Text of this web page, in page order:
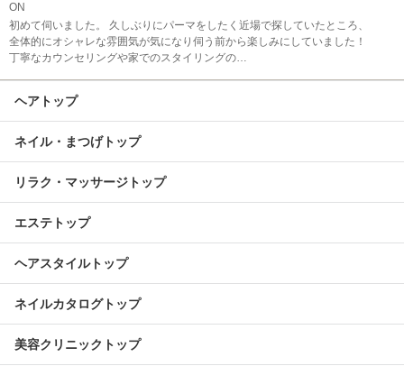
ON
初めて伺いました。 久しぶりにパーマをしたく近場で探していたところ、
全体的にオシャレな雰囲気が気になり伺う前から楽しみにしていました！
丁寧なカウンセリングや家でのスタイリングの…
ヘアトップ
ネイル・まつげトップ
リラク・マッサージトップ
エステトップ
ヘアスタイルトップ
ネイルカタログトップ
美容クリニックトップ